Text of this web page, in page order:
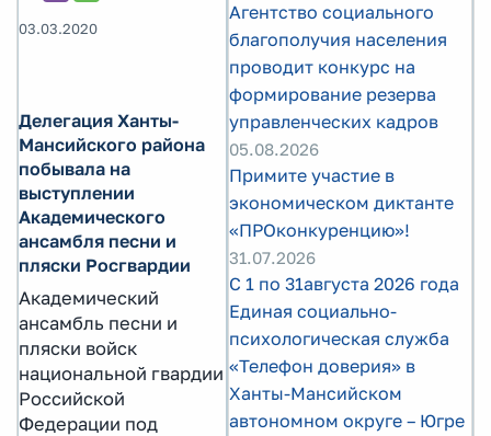
03.03.2020
Делегация Ханты-
Мансийского района
побывала на
выступлении
Академического
ансамбля песни и
пляски Росгвардии
Академический
ансамбль песни и
пляски войск
национальной гвардии
Российской
Федерации под
Агентство социального
благополучия населения
проводит конкурс на
формирование резерва
управленческих кадров
05.08.2026
Примите участие в
экономическом диктанте
«ПРОконкуренцию»!
31.07.2026
С 1 по 31августа 2026 года
Единая социально-
психологическая служба
«Телефон доверия» в
Ханты-Мансийском
автономном округе – Югре